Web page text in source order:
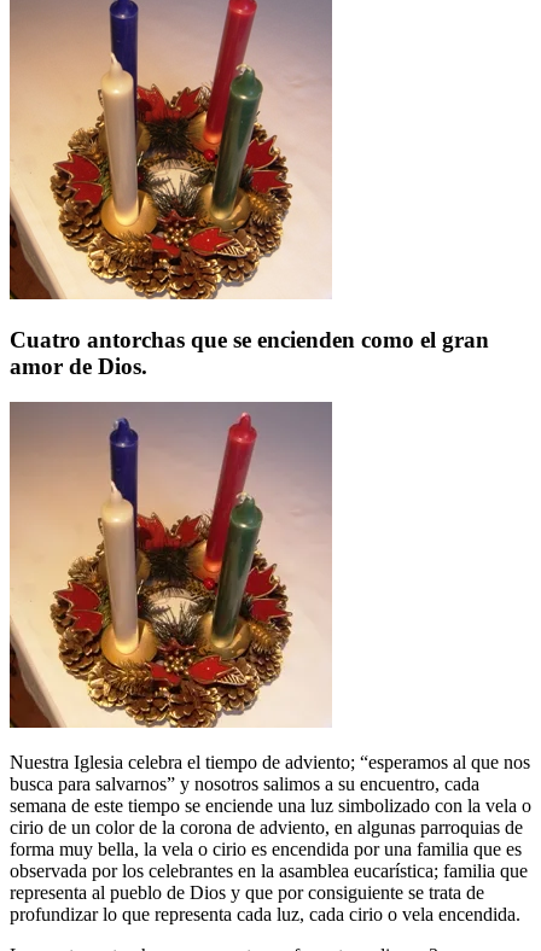
Cuatro antorchas que se encienden como el gran
amor de Dios.
Nuestra Iglesia celebra el tiempo de adviento; “esperamos al que nos
busca para salvarnos” y nosotros salimos a su encuentro, cada
semana de este tiempo se enciende una luz simbolizado con la vela o
cirio de un color de la corona de adviento, en algunas parroquias de
forma muy bella, la vela o cirio es encendida por una familia que es
observada por los celebrantes en la asamblea eucarística; familia que
representa al pueblo de Dios y que por consiguiente se trata de
profundizar lo que representa cada luz, cada cirio o vela encendida.